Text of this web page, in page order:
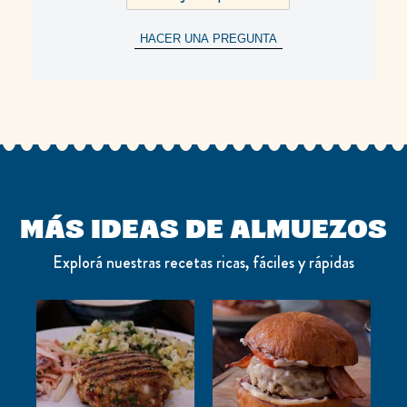
HACER UNA PREGUNTA
MÁS IDEAS DE ALMUEZOS
Explorá nuestras recetas ricas, fáciles y rápidas